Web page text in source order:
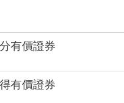
有價證券
有價證券